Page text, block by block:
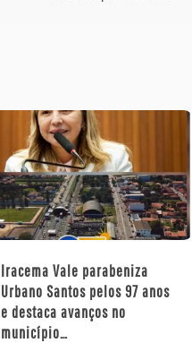
Iracema Vale parabeniza
Urbano Santos pelos 97 anos
e destaca avanços no
município…